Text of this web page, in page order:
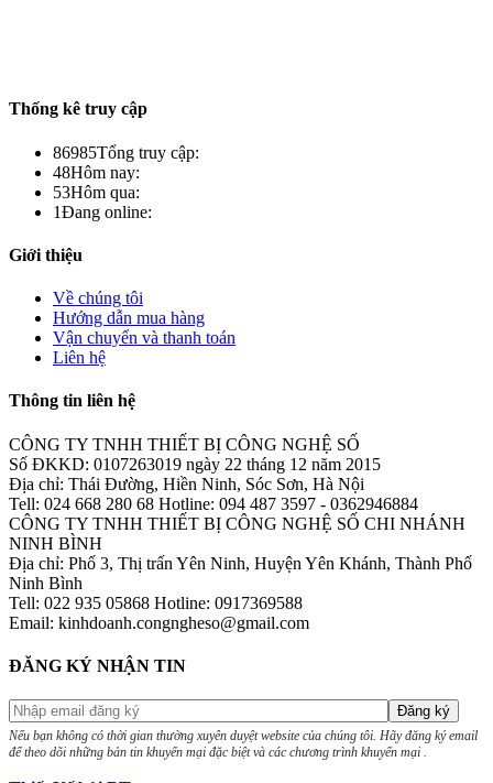
Thống kê truy cập
86985Tổng truy cập:
48Hôm nay:
53Hôm qua:
1Đang online:
Giới thiệu
Về chúng tôi
Hướng dẫn mua hàng
Vận chuyển và thanh toán
Liên hệ
Thông tin liên hệ
CÔNG TY TNHH THIẾT BỊ CÔNG NGHỆ SỐ
Số ĐKKD: 0107263019 ngày 22 tháng 12 năm 2015
Địa chỉ: Thái Đường, Hiền Ninh, Sóc Sơn, Hà Nội
Tell: 024 668 280 68 Hotline: 094 487 3597 - 0362946884
CÔNG TY TNHH THIẾT BỊ CÔNG NGHỆ SỐ CHI NHÁNH
NINH BÌNH
Địa chỉ: Phố 3, Thị trấn Yên Ninh, Huyện Yên Khánh, Thành Phố
Ninh Bình
Tell: 022 935 05868 Hotline: 0917369588
Email: kinhdoanh.congngheso@gmail.com
ĐĂNG KÝ NHẬN TIN
Nếu bạn không có thời gian thường xuyên duyệt website của chúng tôi. Hãy đăng ký email
để theo dõi những bản tin khuyến mại đặc biệt và các chương trình khuyến mại .